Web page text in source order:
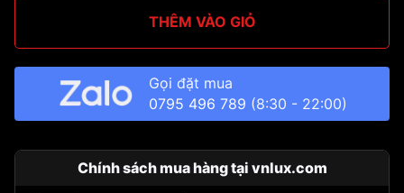
THÊM VÀO GIỎ
Gọi đặt mua
0795 496 789 (8:30 - 22:00)
Chính sách mua hàng tại vnlux.com